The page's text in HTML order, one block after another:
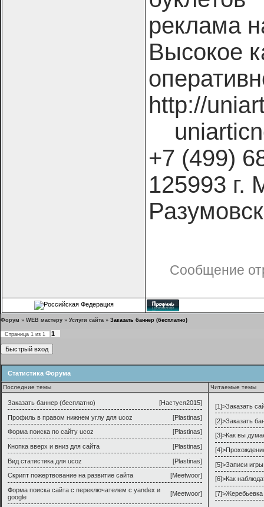
реклама
Высокое
http://
+7
125993 г.
Сообщение
Форум » WEB мастеру » Услуги сайта » Заказать баннер (бесплатно)
Страница 1 из 1 1
Статистика Форума
Последние темы Читаемые темы
Заказать баннер (бесплатно) [Настуся2015]
Профиль в правом нижнем углу для ucoz [Plastinas]
Форма поиска по сайту ucoz [Plastinas]
Кнопка вверх и вниз для сайта [Plastinas]
Вид статистика для ucoz [Plastinas]
Скрипт пожертвование на развитие сайта [Meetwoor]
Форма поиска сайта с переключателем с yandex и
google
[Meetwoor]
[1]>Заказать
[2]>Заказать
[3]>Как вы
[4]>
[5]>Записи
[6]>Как
[7]>